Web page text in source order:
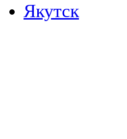
Якутск